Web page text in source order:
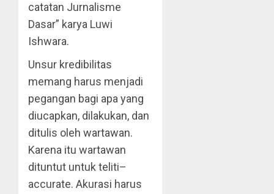
catatan Jurnalisme
Dasar” karya Luwi
Ishwara.
Unsur kredibilitas
memang harus menjadi
pegangan bagi apa yang
diucapkan, dilakukan, dan
ditulis oleh wartawan.
Karena itu wartawan
dituntut untuk teliti–
accurate. Akurasi harus